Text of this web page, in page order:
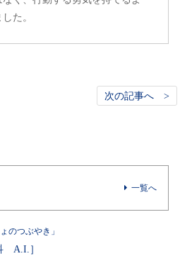
た。
次の記事へ >
一覧へ
のつぶやき」
A.I.］